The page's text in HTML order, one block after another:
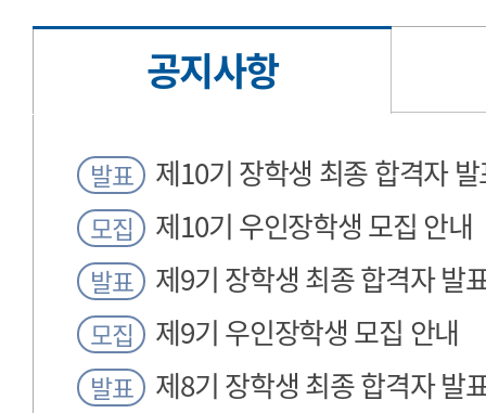
공지사항
공
지
사
항
발표 제10기 장학생 최종 합격자
모집 제10기 우인장학생 모집 안내
발표 제9기 장학생 최종 합격자 발
모집 제9기 우인장학생 모집 안내
발표 제8기 장학생 최종 합격자 발